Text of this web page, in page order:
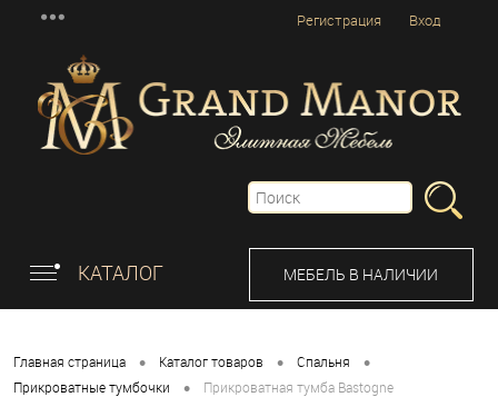
Вход
Регистрация
КАТАЛОГ МЕБЕЛЬ В НАЛИЧИИ
Главная страница • Каталог товаров • Спальня •
Прикроватные тумбочки • Прикроватная тумба Bastogne